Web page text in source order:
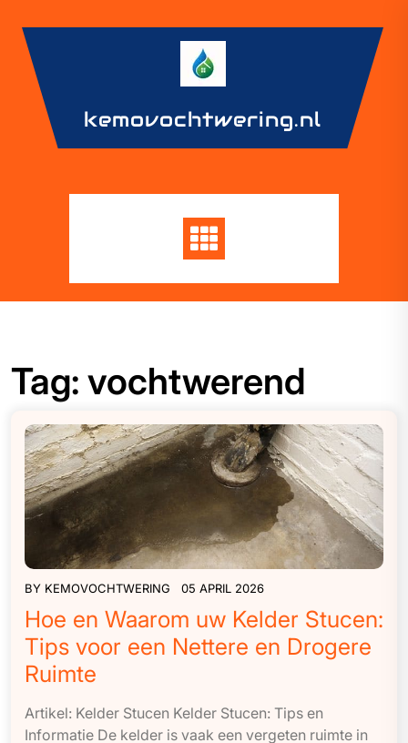
content
kemovochtwering.nl
Tag: vochtwerend
BY KEMOVOCHTWERING 05 APRIL 2026
Hoe en Waarom uw Kelder Stucen:
Tips voor een Nettere en Drogere
Ruimte
Artikel: Kelder Stucen Kelder Stucen: Tips en
Informatie De kelder is vaak een vergeten ruimte in